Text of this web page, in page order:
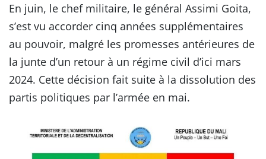
En juin, le chef militaire, le général Assimi Goita,
s’est vu accorder cinq années supplémentaires
au pouvoir, malgré les promesses antérieures de
la junte d’un retour à un régime civil d’ici mars
2024. Cette décision fait suite à la dissolution des
partis politiques par l’armée en mai.